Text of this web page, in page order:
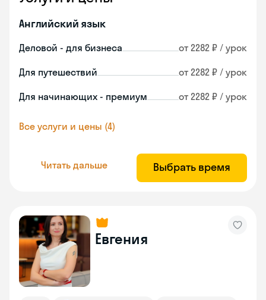
Английский язык
Деловой - для бизнеса от 2282 ₽ / урок
Для путешествий от 2282 ₽ / урок
Для начинающих - премиум от 2282 ₽ / урок
Все услуги и цены (4)
Читать дальше Выбрать время
Евгения